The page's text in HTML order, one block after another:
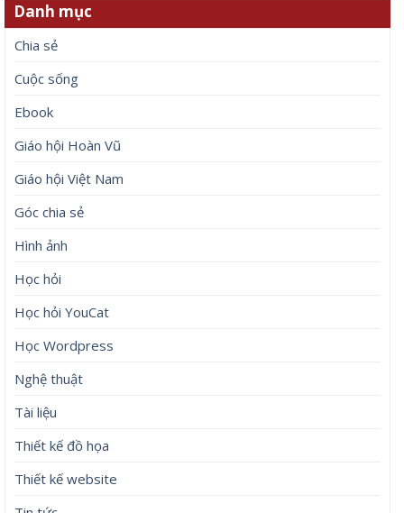
Danh mục
Chia sẻ
Cuộc sống
Ebook
Giáo hội Hoàn Vũ
Giáo hội Việt Nam
Góc chia sẻ
Hình ảnh
Học hỏi
Học hỏi YouCat
Học Wordpress
Nghệ thuật
Tài liệu
Thiết kế đồ họa
Thiết kế website